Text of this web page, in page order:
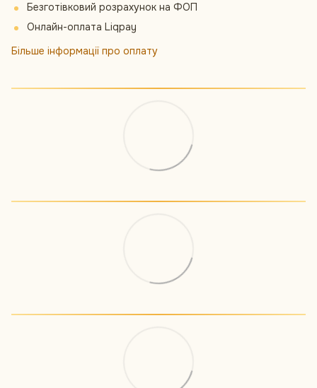
Безготівковий розрахунок на ФОП
Онлайн-оплата Liqpay
Більше інформації про оплату